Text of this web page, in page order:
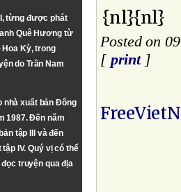
từng được phát
Quê Hương từ
Hoa Kỳ, trong
do Trần Nam
nhà xuất bản Đông
1987. Đến năm
tập III và đến
IV. Quý vị có thể
truyện qua địa
{nl}{nl}
Posted on
[ print]